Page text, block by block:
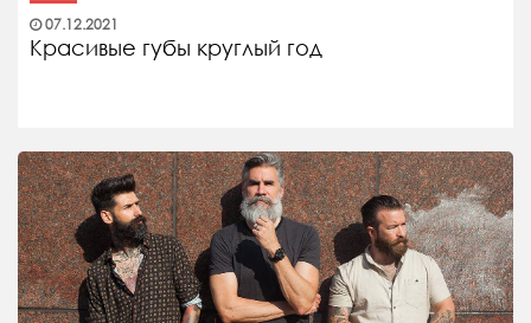
07.12.2021
Красивые губы круглый год